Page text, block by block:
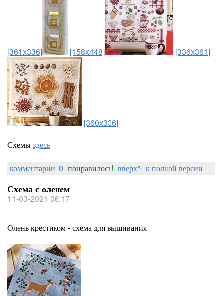
[361x336] [158x448] [336x361]
[360x336]
Схемыздесь
комментарии: 0 понравилось! вверх^ к полной версии
Схема с оленем
11-03-2021 06:17
Олень крестиком - схема для вышивания